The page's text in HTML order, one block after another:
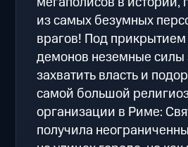
из самых безумных
врагов! Под
демонов неземные
захватить власть и
самой большой
организации в Риме:
получила